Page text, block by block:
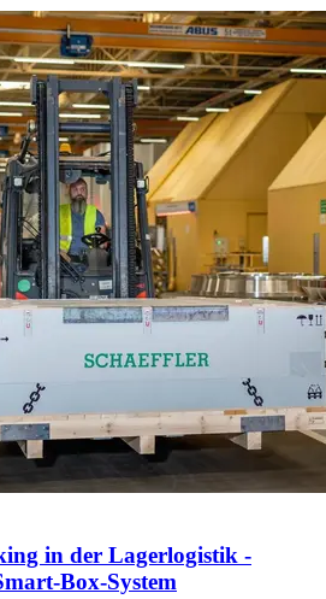
in der Lagerlogistik -
Box-System